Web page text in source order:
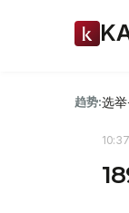
趋势:选